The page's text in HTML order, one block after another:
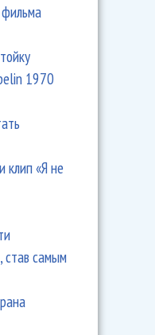
1970
клип «Я не
став самым